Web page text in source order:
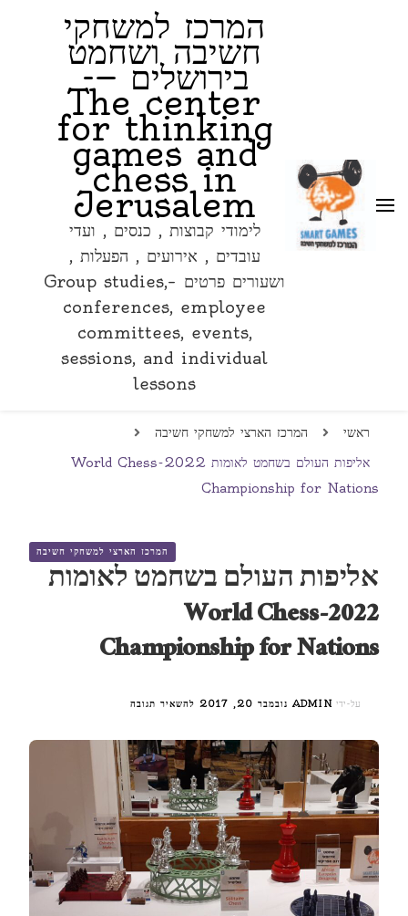
Jerusalem
לימודי קבוצות , כנסים , ועדי עובדים ,
אירועים , הפעלות , ושעורים פרטים –
Group studies, conferences,
employee committees, events,
sessions, and individual lessons
המרכז למשחקי
חשיבה ושחמט
בירושלים —-
The center
for thinking
games and
chess in
Jerusalem
לימודי קבוצות , כנסים , ועדי
עובדים , אירועים , הפעלות ,
ושעורים פרטים –Group studies,
conferences, employee
committees, events,
sessions, and individual
lessons
ראשי
המרכז הארצי למשחקי חשיבה
אליפות העולם בשחמט לאומות 2022-World Chess
Championship for Nations
המרכז הארצי למשחקי חשיבה
אליפות העולם בשחמט לאומות
2022-World Chess
Championship for Nations
על-ידי ADMIN נובמבר 20, 2017 להשאיר תגובהבנושא
בשחמט
לאומות
WORLD
CHESS
CHAMPIONSHIP
FOR
NATIONS